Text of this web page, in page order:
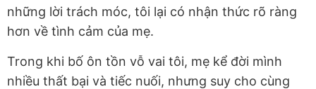
những lời trách móc, tôi lại có nhận thức rõ ràng
hơn về tình cảm của mẹ.
Trong khi bố ôn tồn vỗ vai tôi, mẹ kể đời mình
nhiều thất bại và tiếc nuối, nhưng suy cho cùng